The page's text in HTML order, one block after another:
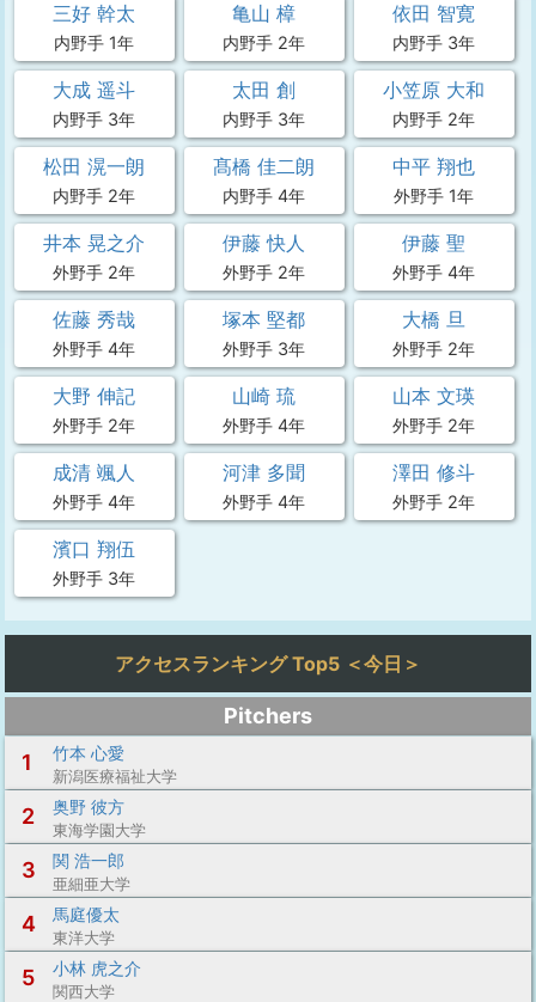
三好 幹太
内野手 1年
亀山 樟
内野手 2年
依田 智寛
内野手 3年
大成 遥斗
内野手 3年
太田 創
内野手 3年
小笠原 大和
内野手 2年
松田 滉一朗
内野手 2年
髙橋 佳二朗
内野手 4年
中平 翔也
外野手 1年
井本 晃之介
外野手 2年
伊藤 快人
外野手 2年
伊藤 聖
外野手 4年
佐藤 秀哉
外野手 4年
塚本 堅都
外野手 3年
大橋 旦
外野手 2年
大野 伸記
外野手 2年
山崎 琉
外野手 4年
山本 文瑛
外野手 2年
成清 颯人
外野手 4年
河津 多聞
外野手 4年
澤田 修斗
外野手 2年
濱口 翔伍
外野手 3年
アクセスランキング Top5 ＜今日＞
Pitchers
1
竹本 心愛
新潟医療福祉大学
2 奥野 彼方
東海学園大学
3 関 浩一郎
亜細亜大学
4 馬庭優太
東洋大学
5 小林 虎之介
関西大学